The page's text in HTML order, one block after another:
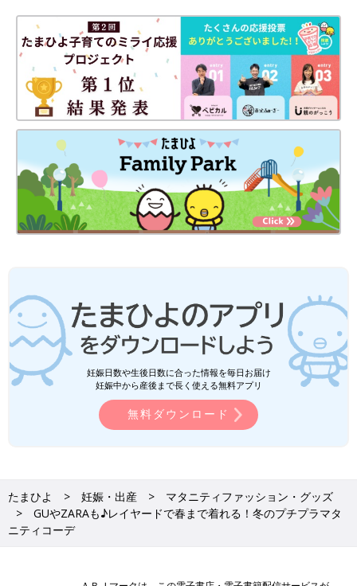
妊娠日数や生後日数に合った情報を毎日お届け
妊娠中から産後まで長く使える無料アプリ
無料ダウンロード
たまひよ 妊娠・出産
マタニティファッション・グッズ
GUやZARAも♪レイヤードで春まで着れる！冬のプチプラマタ
ニティコーデ